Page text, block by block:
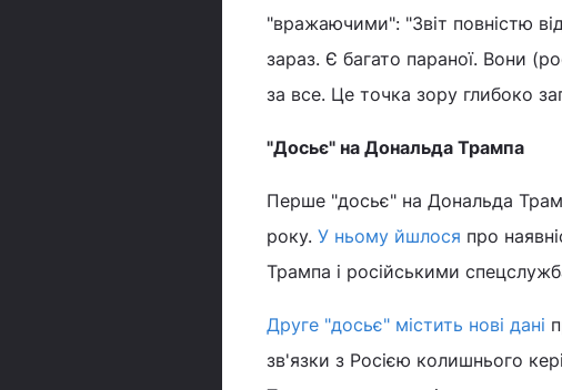
"вражаючими": "Звіт повністю
зараз. Є багато параної. Вони
за все. Це точка зору глибоко
"Досьє" на Дональда Трампа
Перше "досьє" на Дональда
року. У ньому йшлося про
Трампа і російськими
Друге "досьє" містить нові дані
зв'язки з Росією колишнього